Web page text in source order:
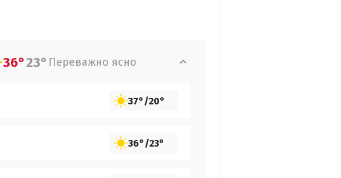
36°23° Переважно ясно
37°/20°
36°/23°